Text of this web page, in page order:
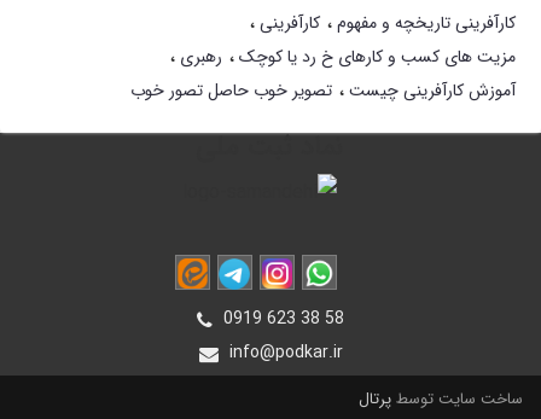
کارآفرینی تاریخچه و مفهوم کارآفرینی
مزیت های کسب و کارهای خ رد یا کوچک رهبری
آموزش کارآفرینی چیست تصویر خوب حاصل تصور خوب
نماد ثبت ملی
0919 623 38 58
info@podkar.ir
ساخت سایت توسطپرتال